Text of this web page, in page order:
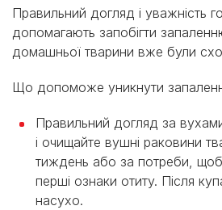
Правильний догляд і уважність
допомагають запобігти
домашньої тварини вже були
Що допоможе уникнути
Правильний догляд за
і очищайте вушні раковини
тиждень або за потреби, щоб
перші ознаки отиту. Після
насухо.